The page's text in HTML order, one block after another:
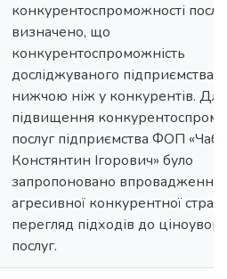
конкурентоспроможності
визначено, що
конкурентоспроможність
досліджуваного підприємства є
нижчою ніж у конкурентів. Для
підвищення
послуг підприємства ФОП
Констянтин Ігорович» було
запропоновано впровадження
агресивної конкурентної
перегляд підходів до
послуг.